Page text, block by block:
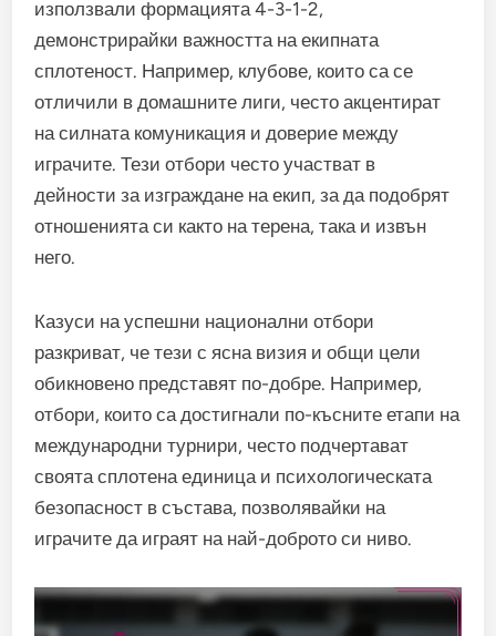
използвали формацията 4-3-1-2,
демонстрирайки важността на екипната
сплотеност. Например, клубове, които са се
отличили в домашните лиги, често акцентират
на силната комуникация и доверие между
играчите. Тези отбори често участват в
дейности за изграждане на екип, за да подобрят
отношенията си както на терена, така и извън
него.
Казуси на успешни национални отбори
разкриват, че тези с ясна визия и общи цели
обикновено представят по-добре. Например,
отбори, които са достигнали по-късните етапи на
международни турнири, често подчертават
своята сплотена единица и психологическата
безопасност в състава, позволявайки на
играчите да играят на най-доброто си ниво.